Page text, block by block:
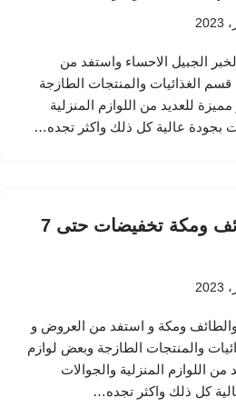
الجبيل الاحساء واستفد من
الغذائيات والمنتجات الطازجة
للعديد من اللوازم المنزلية
عالية كل ذلك واكثر تجده…
دانوب التحلية والطائف ومكة تخفيضات حتى 7
ومكة و استفد من العروض و
والمنتجات الطازجة وبعض لوازم
اللوازم المنزلية والجوالات
كل ذلك واكثر تجده…